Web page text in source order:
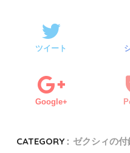
ツイート
Google+
CATEGORY : ゼクシィの付